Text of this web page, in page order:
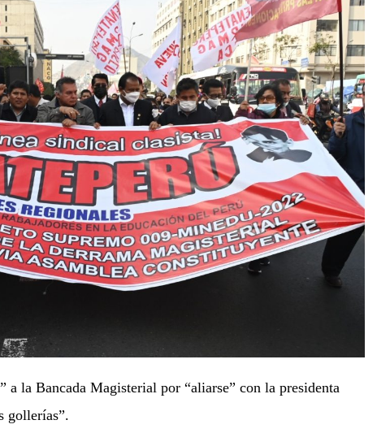
a la Bancada Magisterial por “aliarse” con la presidenta
gollerías”.